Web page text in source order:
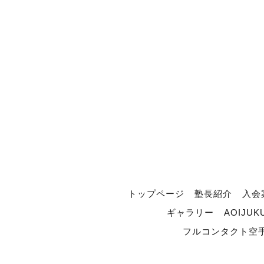
トップページ 塾長紹介
入
ギャラリー
フルコンタクト空